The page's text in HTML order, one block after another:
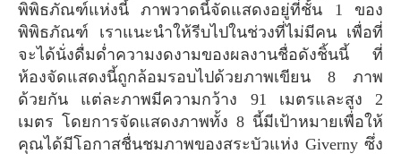
พิพิธภัณฑ์แห่งนี้ ภาพวาดนี้จัดแสดงอยู่ที่ชั้น 1 ของ
พิพิธภัณฑ์ เราแนะนำให้รีบไปในช่วงที่ไม่มีคน เพื่อที่
จะได้นั่งดื่มด่ำความงดงามของผลงานชื่อดังชิ้นนี้ ที่
ห้องจัดแสดงนี้ถูกล้อมรอบไปด้วยภาพเขียน 8 ภาพ
ด้วยกัน แต่ละภาพมีความกว้าง 91 เมตรและสูง 2
เมตร โดยการจัดแสดงภาพทั้ง 8 นี้มีเป้าหมายเพื่อให้
คุณได้มีโอกาสชื่นชมภาพของสระบัวแห่ง Giverny ซึ่ง